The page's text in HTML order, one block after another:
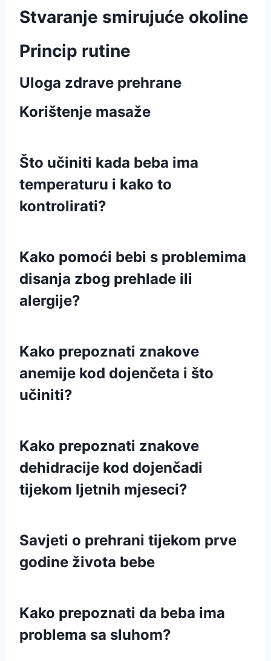
Stvaranje smirujuće okoline
Princip rutine
Uloga zdrave prehrane
Korištenje masaže
Što učiniti kada beba ima
temperaturu i kako to
kontrolirati?
Kako pomoći bebi s problemima
disanja zbog prehlade ili
alergije?
Kako prepoznati znakove
anemije kod dojenčeta i što
učiniti?
Kako prepoznati znakove
dehidracije kod dojenčadi
tijekom ljetnih mjeseci?
Savjeti o prehrani tijekom prve
godine života bebe
Kako prepoznati da beba ima
problema sa sluhom?